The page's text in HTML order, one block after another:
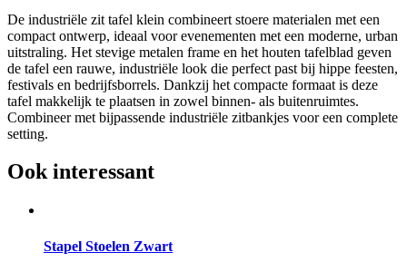
De industriële zit tafel klein combineert stoere materialen met een
compact ontwerp, ideaal voor evenementen met een moderne, urban
uitstraling. Het stevige metalen frame en het houten tafelblad geven
de tafel een rauwe, industriële look die perfect past bij hippe feesten,
festivals en bedrijfsborrels. Dankzij het compacte formaat is deze
tafel makkelijk te plaatsen in zowel binnen- als buitenruimtes.
Combineer met bijpassende industriële zitbankjes voor een complete
setting.
Ook interessant
Stapel Stoelen Zwart